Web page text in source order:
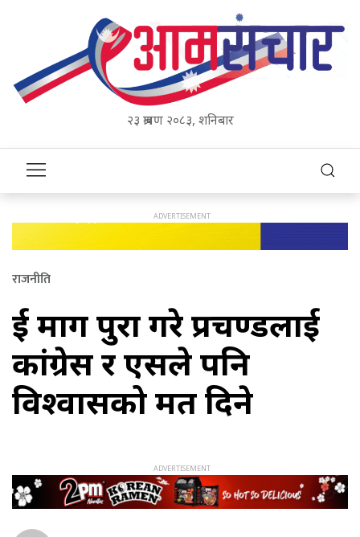
२३ श्रावण २०८३, शनिबार
राजनीति
दुई माग पुरा गरे प्रचण्डलाई
कांग्रेस र एसले पनि
विश्वासको मत दिने